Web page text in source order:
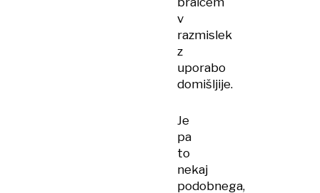
v
razmislek
z
uporabo
domišljije.
Je
pa
to
nekaj
podobnega,